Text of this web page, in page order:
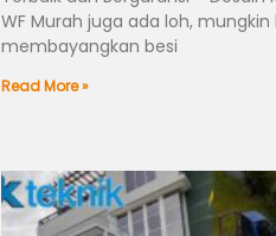
WF Murah juga ada loh, mungkin
membayangkan besi
Read More »